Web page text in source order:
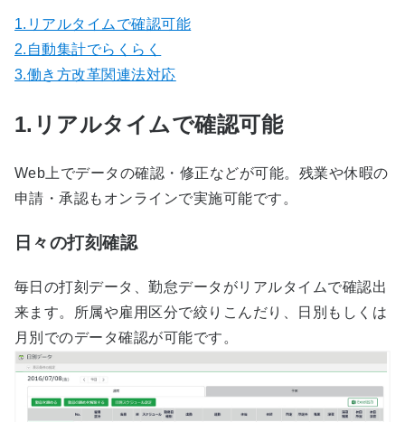
1.リアルタイムで確認可能
2.自動集計でらくらく
3.働き方改革関連法対応
1.リアルタイムで確認可能
Web上でデータの確認・修正などが可能。残業や休暇の
申請・承認もオンラインで実施可能です。
日々の打刻確認
毎日の打刻データ、勤怠データがリアルタイムで確認出
来ます。所属や雇用区分で絞りこんだり、日別もしくは
月別でのデータ確認が可能です。